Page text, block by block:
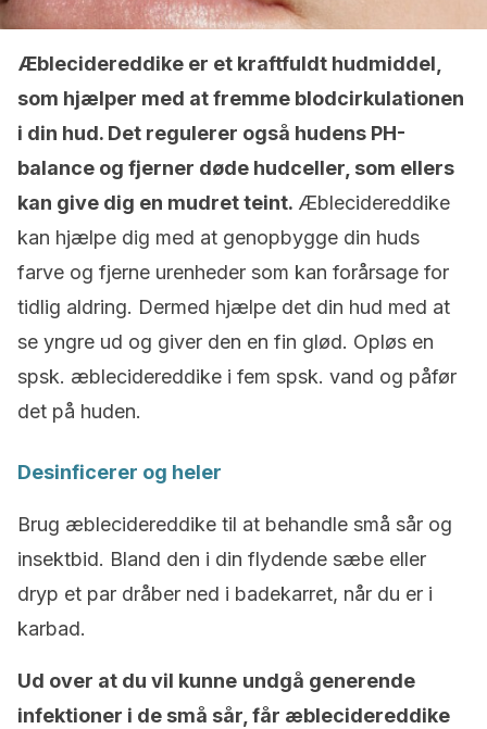
Æblecidereddike er et kraftfuldt hudmiddel,
som hjælper med at fremme blodcirkulationen
i din hud. Det regulerer også hudens PH-
balance og fjerner døde hudceller, som ellers
kan give dig en mudret teint. Æblecidereddike
kan hjælpe dig med at genopbygge din huds
farve og fjerne urenheder som kan forårsage for
tidlig aldring. Dermed hjælpe det din hud med at
se yngre ud og giver den en fin glød. Opløs en
spsk. æblecidereddike i fem spsk. vand og påfør
det på huden.
Desinficerer og heler
Brug æblecidereddike til at behandle små sår og
insektbid. Bland den i din flydende sæbe eller
dryp et par dråber ned i badekarret, når du er i
karbad.
Ud over at du vil kunne undgå generende
infektioner i de små sår, får æblecidereddike